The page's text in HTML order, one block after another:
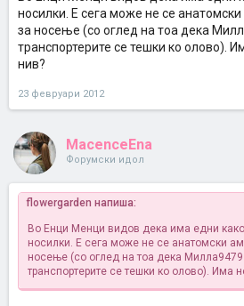
носилки. Е сега може не се
за носење (со оглед на тоа дека
транспортерите се тешки ко олово).
нив?
23 февруари 2012
MacenceEna
Форумски идол
flowergarden напиша:
Во Енци Менци видов дека има едни
носилки. Е сега може не се анатомски
носење (со оглед на тоа дека
транспортерите се тешки ко олово). Има